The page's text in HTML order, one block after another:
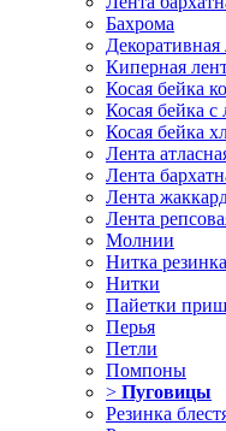
Бахрома
Декоративная
Киперная
Косая бейка
Косая бейка
Косая бейка
Лента
Лента
Лента
Лента
Молнии
Нитка резинка
Нитки
Пайетки
Перья
Петли
Помпоны
> Пуговицы
Резинка